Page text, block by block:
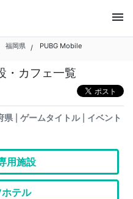
menu
福岡県 PUBG Mobile
・カフェ一覧
県 ゲームタイトル イベント
用施設
テル